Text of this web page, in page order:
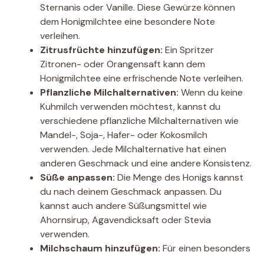
Sternanis oder Vanille. Diese Gewürze können
dem Honigmilchtee eine besondere Note
verleihen.
Zitrusfrüchte hinzufügen: Ein Spritzer
Zitronen- oder Orangensaft kann dem
Honigmilchtee eine erfrischende Note verleihen.
Pflanzliche Milchalternativen: Wenn du keine
Kuhmilch verwenden möchtest, kannst du
verschiedene pflanzliche Milchalternativen wie
Mandel-, Soja-, Hafer- oder Kokosmilch
verwenden. Jede Milchalternative hat einen
anderen Geschmack und eine andere Konsistenz.
Süße anpassen: Die Menge des Honigs kannst
du nach deinem Geschmack anpassen. Du
kannst auch andere Süßungsmittel wie
Ahornsirup, Agavendicksaft oder Stevia
verwenden.
Milchschaum hinzufügen: Für einen besonders